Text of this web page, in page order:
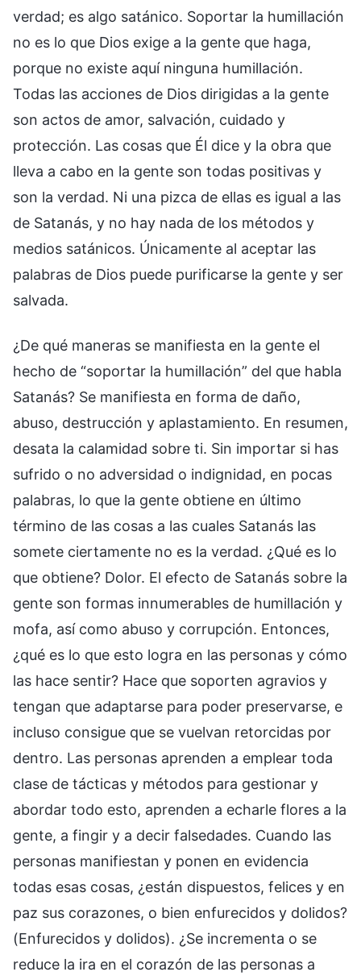
verdad; es algo satánico. Soportar la humillación
no es lo que Dios exige a la gente que haga,
porque no existe aquí ninguna humillación.
Todas las acciones de Dios dirigidas a la gente
son actos de amor, salvación, cuidado y
protección. Las cosas que Él dice y la obra que
lleva a cabo en la gente son todas positivas y
son la verdad. Ni una pizca de ellas es igual a las
de Satanás, y no hay nada de los métodos y
medios satánicos. Únicamente al aceptar las
palabras de Dios puede purificarse la gente y ser
salvada.
¿De qué maneras se manifiesta en la gente el
hecho de “soportar la humillación” del que habla
Satanás? Se manifiesta en forma de daño,
abuso, destrucción y aplastamiento. En resumen,
desata la calamidad sobre ti. Sin importar si has
sufrido o no adversidad o indignidad, en pocas
palabras, lo que la gente obtiene en último
término de las cosas a las cuales Satanás las
somete ciertamente no es la verdad. ¿Qué es lo
que obtiene? Dolor. El efecto de Satanás sobre la
gente son formas innumerables de humillación y
mofa, así como abuso y corrupción. Entonces,
¿qué es lo que esto logra en las personas y cómo
las hace sentir? Hace que soporten agravios y
tengan que adaptarse para poder preservarse, e
incluso consigue que se vuelvan retorcidas por
dentro. Las personas aprenden a emplear toda
clase de tácticas y métodos para gestionar y
abordar todo esto, aprenden a echarle flores a la
gente, a fingir y a decir falsedades. Cuando las
personas manifiestan y ponen en evidencia
todas esas cosas, ¿están dispuestos, felices y en
paz sus corazones, o bien enfurecidos y dolidos?
(Enfurecidos y dolidos). ¿Se incrementa o se
reduce la ira en el corazón de las personas a